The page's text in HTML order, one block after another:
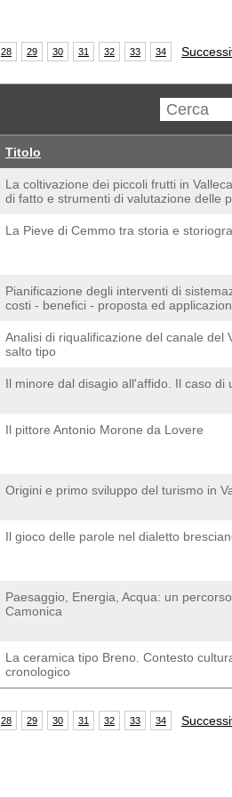
28 29 30 31 32 33 34
Titolo
La coltivazione dei piccoli frutti in
di fatto e strumenti di valutazione delle
La Pieve di Cemmo tra storia e
Pianificazione degli interventi di
costi - benefici - proposta ed
Analisi di riqualificazione del canale del
salto tipo
Il minore dal disagio all'affido. Il caso di
Il pittore Antonio Morone da Lovere
Origini e primo sviluppo del turismo in
Il gioco delle parole nel dialetto
Paesaggio, Energia, Acqua: un
Camonica
La ceramica tipo Breno. Contesto
cronologico
28 29 30 31 32 33 34